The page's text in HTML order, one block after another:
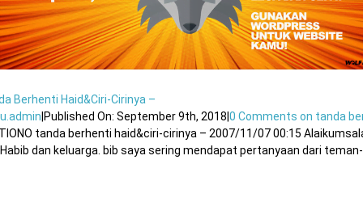
Berhenti Haid&ciri-Cirinya –
Published On: September 9th, 2018 |0 Comments on tanda
tanda berhenti haid&ciri-cirinya – 2007/11/07 00:15
dan keluarga. bib saya sering mendapat pertanyaan dari